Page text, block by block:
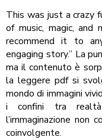
This was just a crazy
of music, magic, and
recommend it to
engaging story.” La
ma il contenuto è
la leggere pdf si
mondo di immagini
i confini tra
l’immaginazione non
coinvolgente.